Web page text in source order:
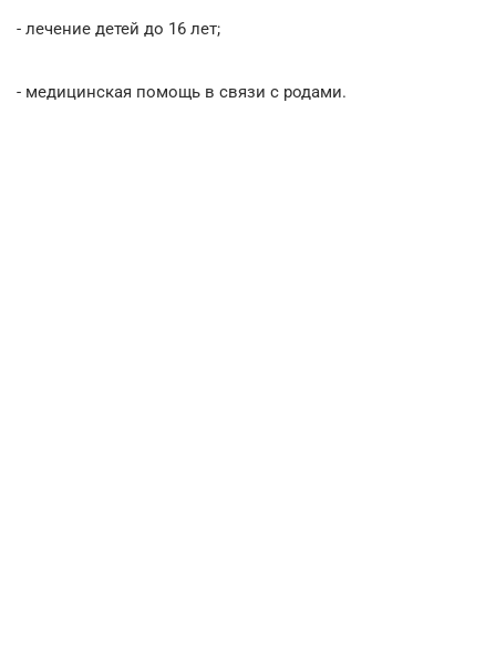
- лечение детей до 16 лет;
- медицинская помощь в связи с родами.